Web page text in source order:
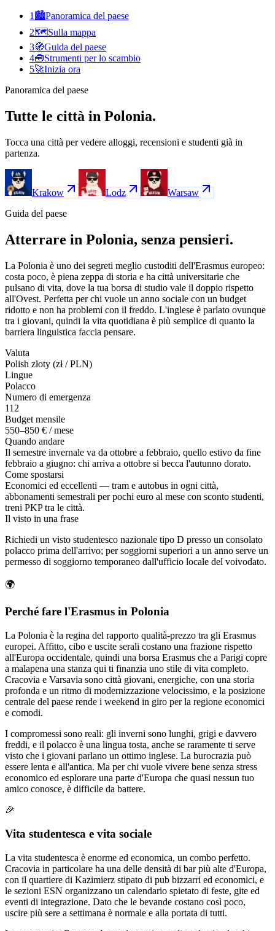
1 🏙️Panoramica del paese
2🗺️Sulla mappa
3🧭Guida del paese
4🧰Strumenti per lo scambio
5🚀Inizia ora
Panoramica del paese
Tutte le città in Polonia.
Tocca una città per vedere alloggi, recensioni e studenti già in
partenza.
Krakow Lodz
Warsaw
Guida del paese
Atterrare in Polonia, senza pensieri.
La Polonia è uno dei segreti meglio custoditi dell'Erasmus europeo:
costa poco, è piena zeppa di storia e ha città universitarie che
pulsano di vita, dove la tua borsa di studio vale il doppio rispetto
all'Ovest. Perfetta per chi vuole un anno sociale con un budget
ridotto e non ha problemi con il freddo. L'inglese è parlato ovunque
tra i giovani, quindi la vita quotidiana è più semplice di quanto la
barriera linguistica faccia pensare.
Valuta
Polish złoty (zł / PLN)
Lingue
Polacco
Numero di emergenza
112
Budget mensile
550–850 € / mese
Quando andare
Il semestre invernale va da ottobre a febbraio, quello estivo da fine
febbraio a giugno: chi arriva a ottobre si becca l'autunno dorato.
Come spostarsi
Economici ed eccellenti — tram e autobus in ogni città,
abbonamenti semestrali per pochi euro al mese con sconto studenti,
treni PKP tra le città.
Il visto in una frase
Richiedi un visto studentesco nazionale tipo D presso un consolato
polacco prima dell'arrivo; per soggiorni superiori a un anno serve un
permesso di soggiorno temporaneo dall'ufficio locale del voivodato.
🌍
Perché fare l'Erasmus in Polonia
La Polonia è la regina del rapporto qualità-prezzo tra gli Erasmus
europei. Affitto, cibo e uscite serali costano una frazione rispetto
all'Europa occidentale, quindi una borsa Erasmus che a Parigi copre
a malapena una stanza qui ti finanzia uno stile di vita completo.
Cracovia e Varsavia sono città giovani, energiche, con una storia
profonda e un ritmo di modernizzazione velocissimo, e la posizione
centrale del paese rende i weekend in giro per la regione economici
e comodi.
I compromessi sono reali: gli inverni sono lunghi, grigi e davvero
freddi, e il polacco è una lingua tosta, anche se raramente ti serve
visto che i giovani parlano un ottimo inglese. La burocrazia può
essere lenta e all'antica. Ma per chi vuole vivere bene senza stress
economico ed esplorare una parte d'Europa che quasi nessun tuo
amico conosce, è difficile da battere.
🎉
Vita studentesca e vita sociale
La vita studentesca è enorme ed economica, un combo perfetto.
Cracovia in particolare ha una delle densità di bar più alte d'Europa,
con il quartiere di Kazimierz stipato di pub bizzarri ed economici, e
le sezioni ESN organizzano un calendario spietato di feste, gite ed
eventi di integrazione. Dato che le bevande costano così poco,
uscire più sere a settimana è normale e alla portata di tutti.